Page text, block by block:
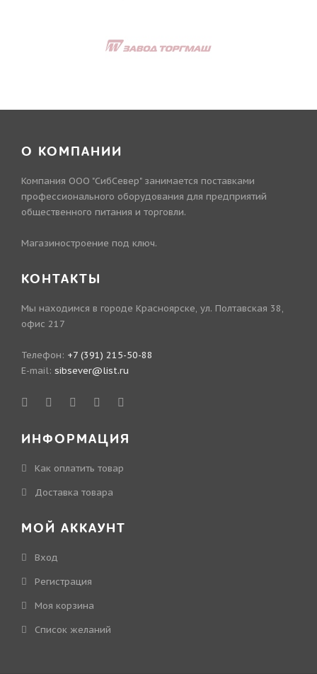
О КОМПАНИИ
Компания ООО "СибСевер" занимается поставками
профессионального оборудования для предприятий
общественного питания и торговли.
Магазиностроение под ключ.
КОНТАКТЫ
Мы находимся в городе Красноярске, ул. Полтавская 38,
офис 217
Телефон: +7 (391) 215-50-88
E-mail: sibsever@list.ru
ИНФОРМАЦИЯ
Как оплатить товар
Доставка товара
МОЙ АККАУНТ
Вход
Регистрация
Моя корзина
Cписок желаний